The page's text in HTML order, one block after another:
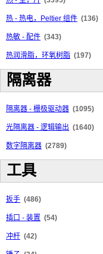
热 - 热电，Peltier 组件 (136)
热敏 - 配件 (343)
热润滑脂，环氧树脂 (197)
隔离器
隔离器 - 栅极驱动器 (1095)
光隔离器 - 逻辑输出 (1640)
数字隔离器 (2789)
工具
扳手 (486)
插口 - 装置 (54)
冲杆 (42)